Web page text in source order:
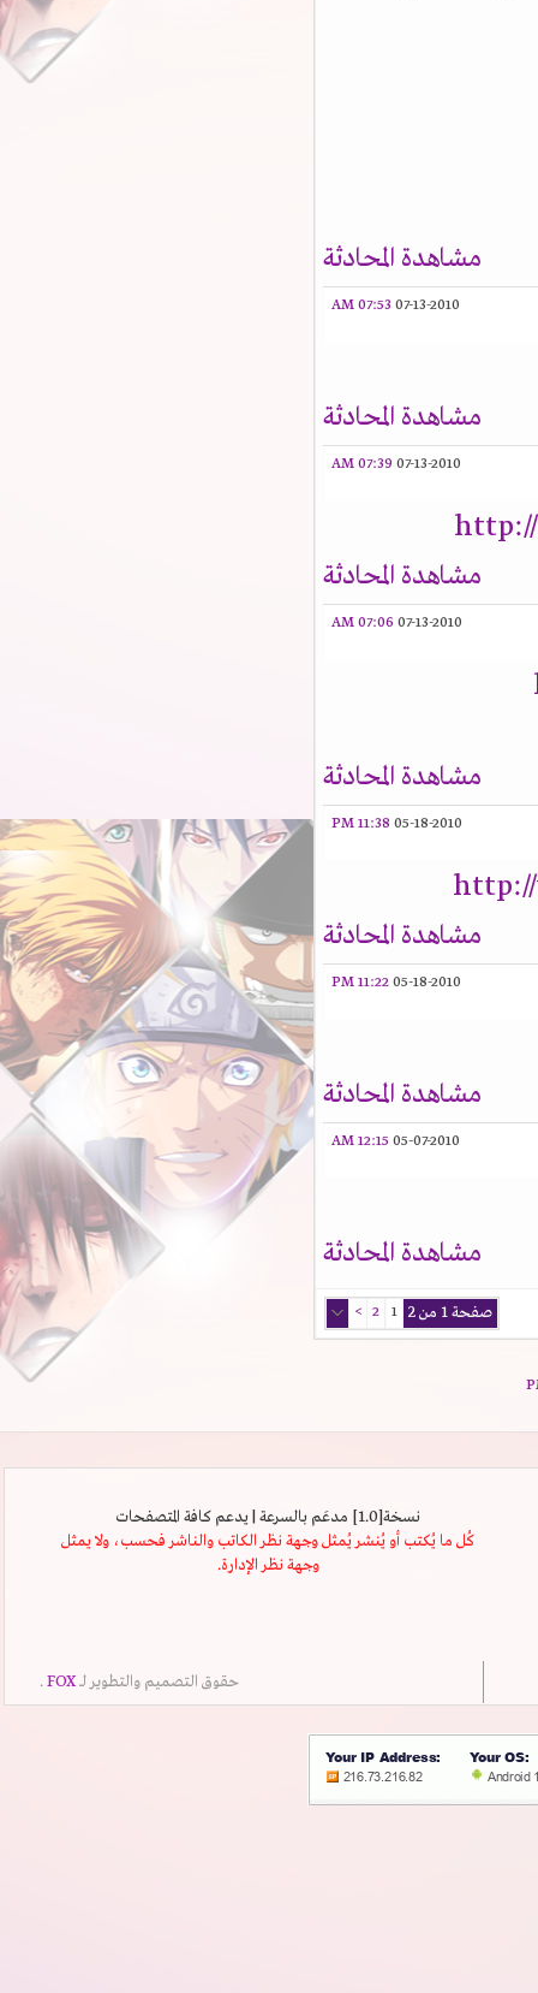
مشاهدة المحادثة
07-13-2010
07:53 AM
مشاهدة المحادثة
07-13-2010
07:39 AM
مشاهدة المحادثة
07-13-2010
07:06 AM
مشاهدة المحادثة
05-18-2010
11:38 PM
مشاهدة المحادثة
05-18-2010
11:22 PM
مشاهدة المحادثة
05-07-2010
12:15 AM
مشاهدة المحادثة
صفحة 1 من 2 2
>
نسخة[1.0] مدعَم بالسرعة | يدعم كافة المتصفحات
كُل ما يُكتب أو يُنشر يُمثل وجهة نظر الكاتب والناشر فحسب، ولا يمثل
وجهة نظر الإدارة.
حقوق التصميم والتطوير لــFOX
.